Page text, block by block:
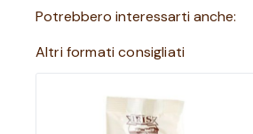
Potrebbero interessarti anche:
Altri formati consigliati